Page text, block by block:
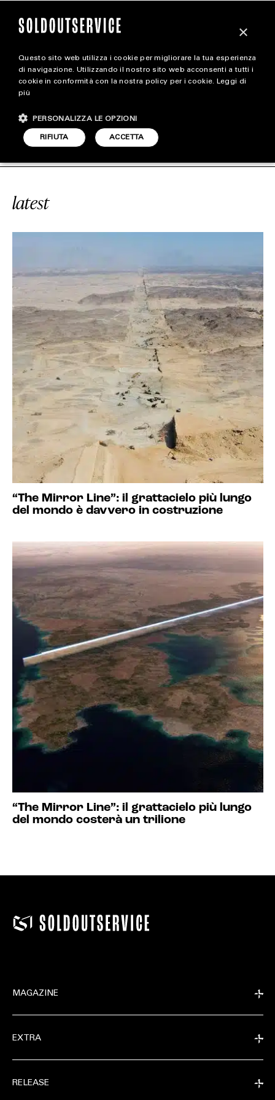
magazine
STYLE
FOOTWEAR
MIRROR LINE
latest
“The Mirror Line”: il grattacielo più lungo
del mondo è davvero in costruzione
“The Mirror Line”: il grattacielo più lungo
del mondo costerà un trilione
MAGAZINE
EXTRA
RELEASE
×
Questo sito web utilizza i cookie per migliorare la tua esperienza
di navigazione. Utilizzando il nostro sito web acconsenti a tutti i
cookie in conformità con la nostra policy per i cookie. Leggi di
più
ACCETTA
RIFIUTA
PERSONALIZZA LE OPZIONI